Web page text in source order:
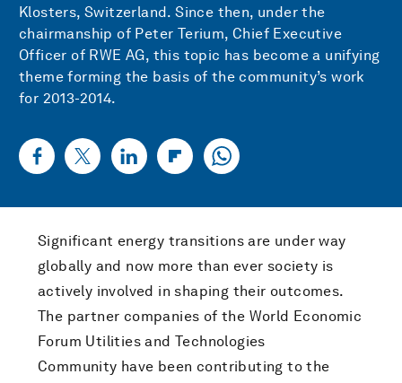
Klosters, Switzerland. Since then, under the
chairmanship of Peter Terium, Chief Executive
Officer of RWE AG, this topic has become a unifying
theme forming the basis of the community’s work
for 2013-2014.
Significant energy transitions are under way
globally and now more than ever society is
actively involved in shaping their outcomes.
The partner companies of the World Economic
Forum Utilities and Technologies
Community have been contributing to the